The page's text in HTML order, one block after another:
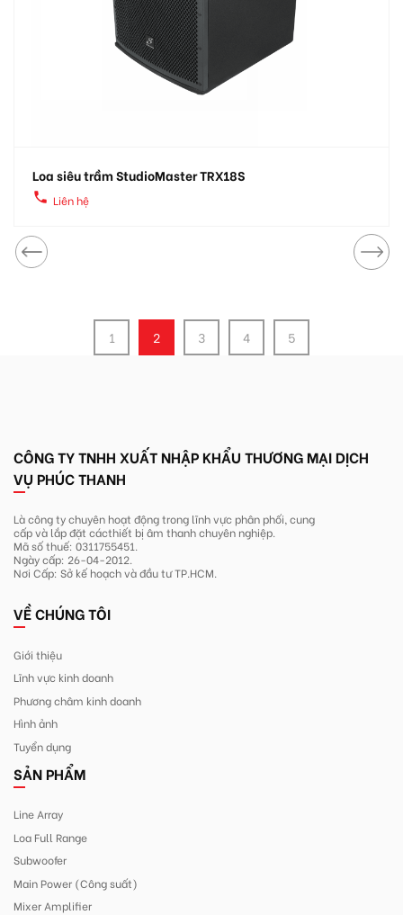
Loa siêu trầm StudioMaster TRX18S
local_phone Liên hệ
1 2 3 4 5
CÔNG TY TNHH XUẤT NHẬP KHẨU THƯƠNG MẠI DỊCH
VỤ PHÚC THANH
Là công ty chuyên hoạt động trong lĩnhvực phân phối, cung
cấp và lắp đặt cácthiết bị âm thanh chuyên nghiệp.
Mã số thuế: 0311755451.
Ngày cấp: 26-04-2012.
Nơi Cấp: Sở kế hoạch và đầu tư TP.HCM.
VỀ CHÚNG TÔI
Giới thiệu
Lĩnh vực kinh doanh
Phương châm kinh doanh
Hình ảnh
Tuyển dụng
SẢN PHẨM
Line Array
Loa Full Range
Subwoofer
Main Power (Công suất)
Mixer Amplifier